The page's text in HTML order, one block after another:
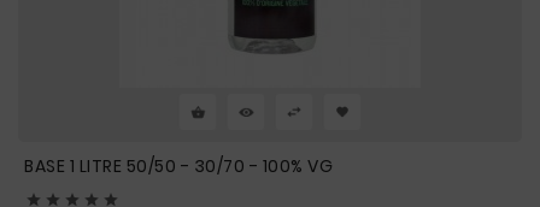
BASE 1 LITRE 50/50 - 30/70 - 100% VG
    